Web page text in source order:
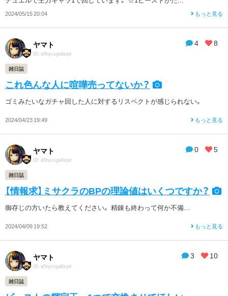
2024/05/15 20:04 もっと見る
4 8
ヤマト
ID: a5hycxga6zpd
雑日誌
これ色んな人に喧嘩売ってないか？
ゴミみたいなガチャ回した人に対するリスペクトが感じられない。
2024/04/23 19:49 もっと見る
0 5
ヤマト
ID: a5hycxga6zpd
雑日誌
【情報求】ミサクラのBPの理論値はいくつですか？
御存じの方いたら教えてください。 精錬も終わって何か不備...
2024/04/09 19:52 もっと見る
3 10
ヤマト
ID: a5hycxga6zpd
雑日誌